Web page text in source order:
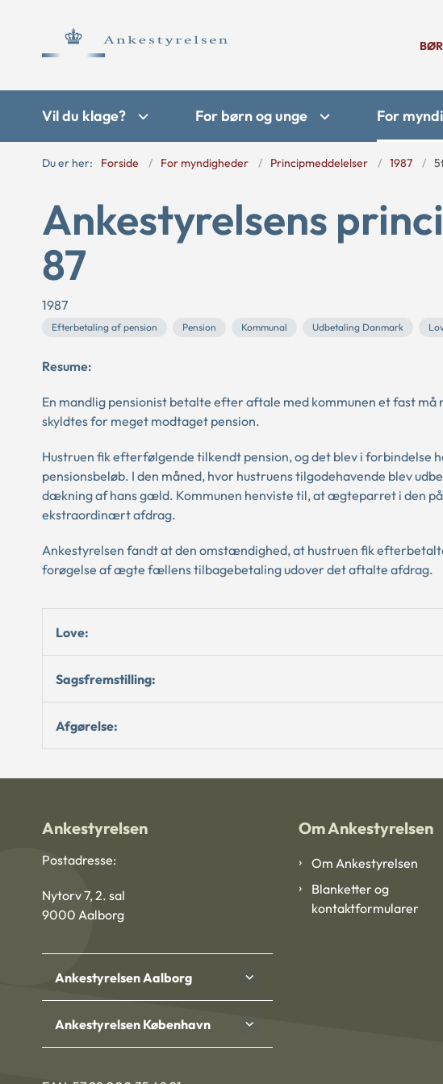
Vil du klage? For børn og unge For
Du er her: Forside For myndigheder Principmeddelelser 1987
Ankestyrelsens
87
1987
Efterbetaling af pension Pension Kommunal Udbetaling Danmark
Resume:
En mandlig pensionist betalte efter aftale med kommunen et fast
skyldtes for meget modtaget pension.
Hustruen fik efterfølgende tilkendt pension, og det blev i forbindelse
pensionsbeløb. I den måned, hvor hustruens tilgodehavende blev
dækning af hans gæld. Kommunen henviste til, at ægteparret i den
ekstraordinært afdrag.
Ankestyrelsen fandt at den omstændighed, at hustruen fik
forøgelse af ægte fællens tilbagebetaling udover det aftalte afdrag.
Love:
Sagsfremstilling:
Afgørelse:
Ankestyrelsen
Postadresse:
Nytorv 7, 2. sal
9000 Aalborg
Ankestyrelsen Aalborg
Ankestyrelsen København
Om Ankestyrelsen
Om Ankestyrelsen
Blanketter og
kontaktformularer